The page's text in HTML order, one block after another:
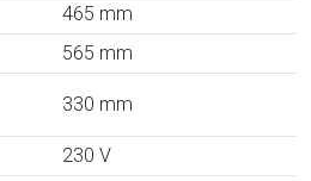
465 mm
565 mm
330 mm
230 V